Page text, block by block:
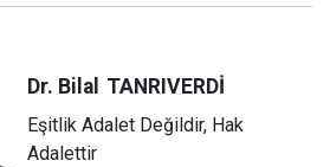
Dr. Bilal TANRIVERDİ
Eşitlik Adalet Değildir, Hak
Adalettir